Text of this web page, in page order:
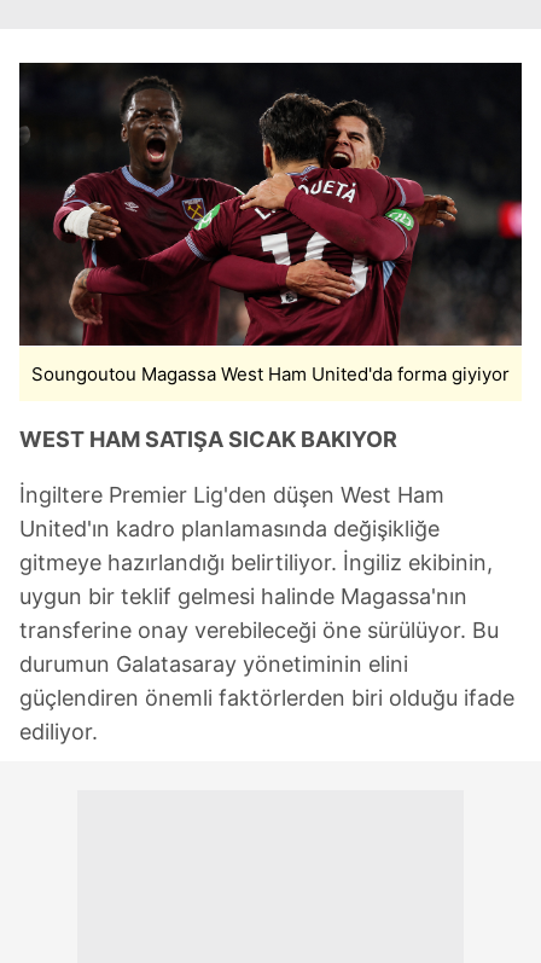
Soungoutou Magassa West Ham United'da forma giyiyor
WEST HAM SATIŞA SICAK BAKIYOR
İngiltere Premier Lig'den düşen West Ham
United'ın kadro planlamasında değişikliğe
gitmeye hazırlandığı belirtiliyor. İngiliz ekibinin,
uygun bir teklif gelmesi halinde Magassa'nın
transferine onay verebileceği öne sürülüyor. Bu
durumun Galatasaray yönetiminin elini
güçlendiren önemli faktörlerden biri olduğu ifade
ediliyor.